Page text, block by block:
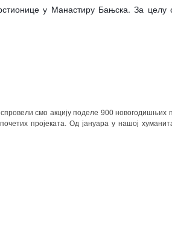
у Манастиру Бањска. За целу
смо акцију поделе 900
пројеката. Од јануара у нашој